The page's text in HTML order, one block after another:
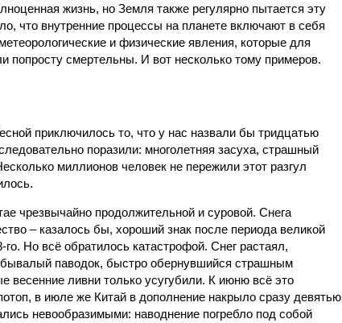
жизнь, но Земля также регулярно пытается эту
что внутренние процессы на планете включают в себя
и физические явления, которые для
попросту смертельны. И вот несколько тому примеров.
приключилось то, что у нас назвали бы тридцатью
поразили: многолетняя засуха, страшный
миллионов человек не пережили этот разгул
чрезвычайно продолжительной и суровой. Снега
– казалось бы, хороший знак после периода великой
Но всё обратилось катастрофой. Снег растаял,
паводок, быстро обернувшийся страшным
весенние ливни только усугубили. К июню всё это
в июле же Китай в дополнение накрыло сразу девятью
невообразимыми: наводнение погребло под собой